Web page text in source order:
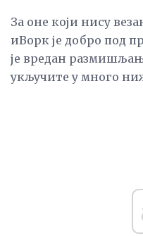
За оне који нису
иВорк је добро под
је вредан
укључите у много